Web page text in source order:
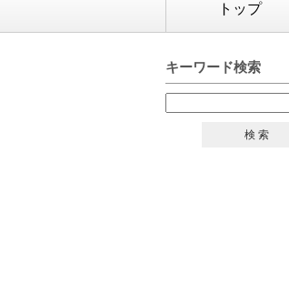
トップ
キーワード検索
検 索